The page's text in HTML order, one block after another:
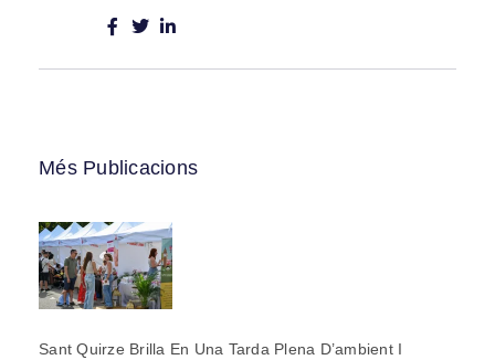
Més Publicacions
Sant Quirze Brilla En Una Tarda Plena D’ambient I